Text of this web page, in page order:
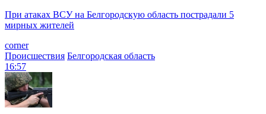
При атаках ВСУ на Белгородскую область пострадали 5
мирных жителей
corner
Происшествия Белгородская область
16:57